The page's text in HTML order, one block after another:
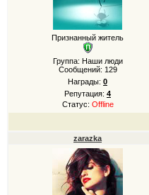
Признанный житель
Группа: Наши люди
Сообщений: 129
Награды: 0
Репутация: 4
Статус: Offline
zarazka